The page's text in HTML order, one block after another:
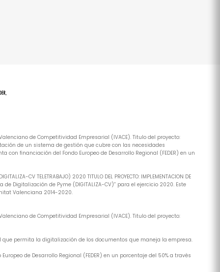
de Competitividad Empresarial (IVACE). Titulo del proyecto:
de un sistema de gestión que cubre con las necesidades
financiación del Fondo Europeo de Desarrollo Regional (FEDER) en un
CV TELETRABAJO) 2020 TITULO DEL PROYECTO: IMPLEMENTACION DE
de Digitalización de Pyme (DIGITALIZA-CV)” para el ejercicio 2020. Este
Valenciana 2014-2020.
de Competitividad Empresarial (IVACE). Titulo del proyecto:
permita la digitalización de los documentos que maneja la empresa.
de Desarrollo Regional (FEDER) en un porcentaje del 50% a través